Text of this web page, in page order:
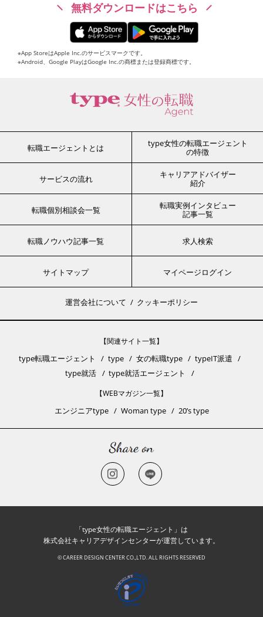
無料ダウンロードはこちら
※App StoreはApple Inc.のサービスマークです。
※Android、Google PlayはGoogle Inc.の商標または登録商標です。
転職エージェントとは
type女性の転職エージェント
の特徴
サービスの流れ
キャリアアドバイザー
紹介
転職個別相談会一覧
転職実例インタビュー
記事一覧
転職ノウハウ記事一覧 求人検索
サイトマップ マイページログイン
運営会社について クッキーポリシー
【関連サイト一覧】
type転職エージェント type 女の転職type
typeIT派遣
type就活
type就活エージェント
【WEBマガジン一覧】
エンジニアtype Woman type 20’s type
「type女性の転職エージェント」は
株式会社キャリアデザインセンターが運営しています。
© CAREER DESIGN CENTER CO.,LTD. ALL RIGHTS RESERVED